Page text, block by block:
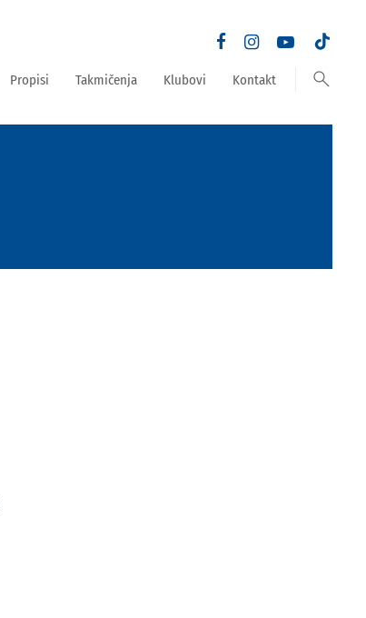
Propisi Takmičenja Klubovi Kontakt search